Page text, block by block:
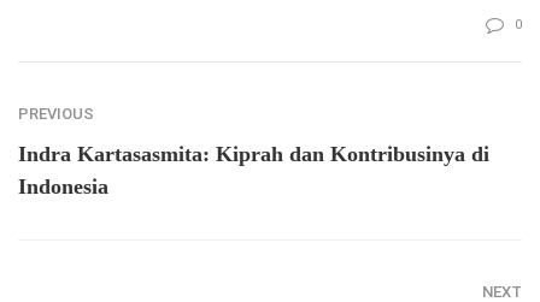
0
PREVIOUS
Indra Kartasasmita: Kiprah dan Kontribusinya di
Indonesia
NEXT